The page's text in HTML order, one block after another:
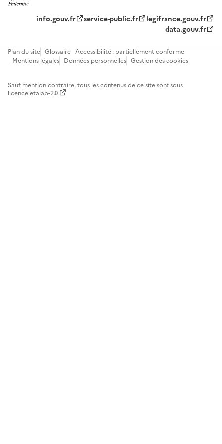
info.gouv.fr service-public.fr
legifrance.gouv.fr
data.gouv.fr
Plan du site Glossaire Accessibilité : partiellement conforme
Mentions légales Données personnelles Gestion des cookies
Sauf mention contraire, tous les contenus de ce site sont sous
licence etalab-2.0